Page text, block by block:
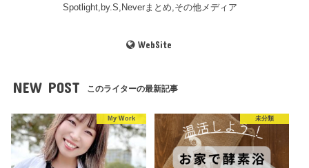
Spotlight,by.S,Neverまとめ,その他メディア
WebSite
NEW POST このライターの最新記事
My Work 未分類